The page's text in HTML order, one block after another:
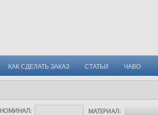
КАК СДЕЛАТЬ ЗАКАЗ СТАТЬИ ЧАВО
НОМИНАЛ: МАТЕРИАЛ: